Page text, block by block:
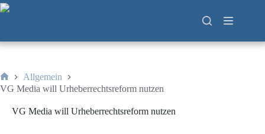
Zum
Inhalt
Start
Allgemein
VG Media will Urheberrechtsreform nutzen
VG Media will Urheberrechtsreform nutzen